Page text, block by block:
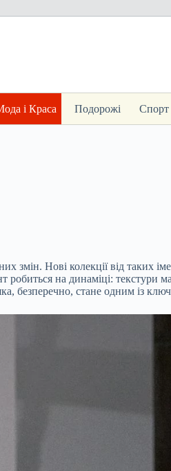
і Краса Подорожі Спорт
змін. Нові колекції від таких
на динаміці: текстури
безперечно, стане одним із